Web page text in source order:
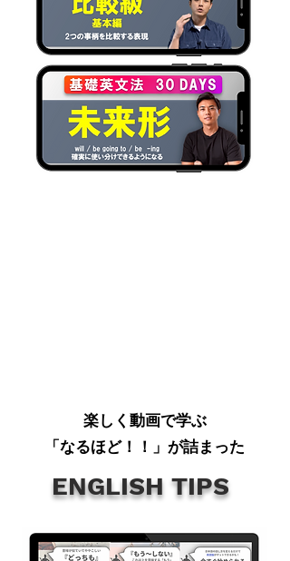
​楽しく動画で学ぶ
​「なるほど！！」が詰まった
​ENGLISH TIPS